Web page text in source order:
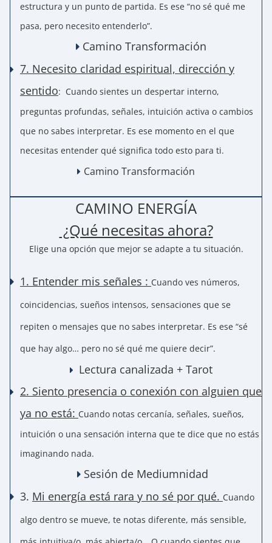
estructura y un punto de partida. Es ese “no sé qué me
pasa, pero necesito entenderlo”.
Camino Transformación
7. Necesito claridad espiritual, dirección y
sentido: Cuando sientes un despertar interno,
preguntas profundas, señales, intuición activa o cambios
que no sabes interpretar. Es ese momento en el que
necesitas entender qué significa todo esto para ti.
Camino Transformación
CAMINO ENERGÍA
¿Qué necesitas ahora?
Elige una opción que mejor se adapte a tu situación.
1. Entender mis señales : Cuando ves números,
coincidencias, sueños intensos, sensaciones que se
repiten o mensajes que no sabes interpretar. Es ese “sé
que hay algo… pero no sé qué me quiere decir”.
Lectura canalizada + Tarot
2. Siento presencia o conexión con alguien que
ya no está: Cuando notas cercanía, señales, sueños,
intuición o una sensación interna que te dice que no estás
imaginando nada.
Sesión de Mediumnidad
3. Mi energía está rara y no sé por qué. Cuando
algo dentro se mueve, te notas diferente, más sensible,